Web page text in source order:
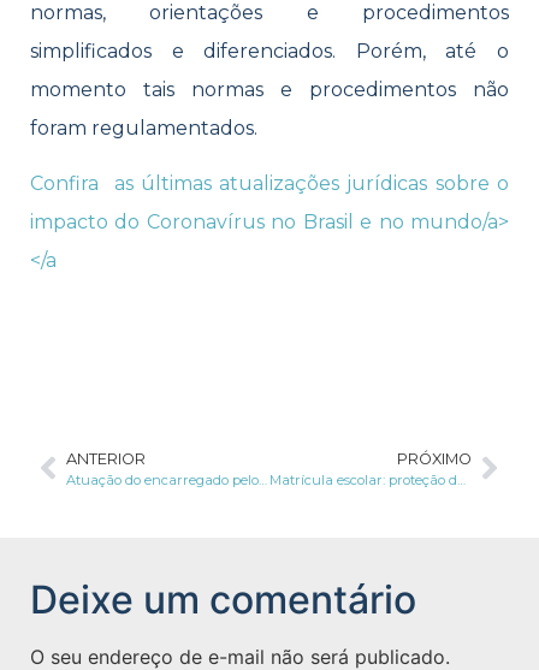
normas, orientações e procedimentos
simplificados e diferenciados. Porém, até o
momento tais normas e procedimentos não
foram regulamentados.
Confira as últimas atualizações jurídicas sobre o
impacto do Coronavírus no Brasil e no mundo/a>
</a
ANTERIOR
Atuação do encarregado pelo Tratamento de Dados Pessoais (DPO) nas instituições de saúde
PRÓXIMO
Matrícula escolar: proteção de dados e consentimento
Deixe um comentário
O seu endereço de e-mail não será publicado.